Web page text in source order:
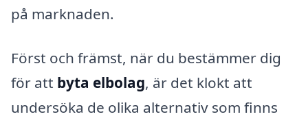
på marknaden.
Först och främst, när du bestämmer dig
för att byta elbolag, är det klokt att
undersöka de olika alternativ som finns